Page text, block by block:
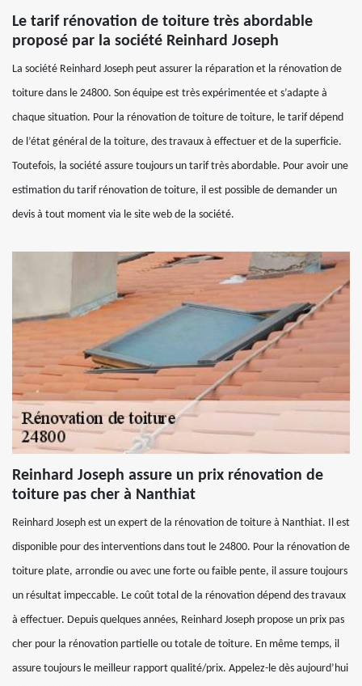
Le tarif rénovation de toiture très abordable
proposé par la société Reinhard Joseph
La société Reinhard Joseph peut assurer la réparation et la rénovation de
toiture dans le 24800. Son équipe est très expérimentée et s’adapte à
chaque situation. Pour la rénovation de toiture de toiture, le tarif dépend
de l’état général de la toiture, des travaux à effectuer et de la superficie.
Toutefois, la société assure toujours un tarif très abordable. Pour avoir une
estimation du tarif rénovation de toiture, il est possible de demander un
devis à tout moment via le site web de la société.
Reinhard Joseph assure un prix rénovation de
toiture pas cher à Nanthiat
Reinhard Joseph est un expert de la rénovation de toiture à Nanthiat. Il est
disponible pour des interventions dans tout le 24800. Pour la rénovation de
toiture plate, arrondie ou avec une forte ou faible pente, il assure toujours
un résultat impeccable. Le coût total de la rénovation dépend des travaux
à effectuer. Depuis quelques années, Reinhard Joseph propose un prix pas
cher pour la rénovation partielle ou totale de toiture. En même temps, il
assure toujours le meilleur rapport qualité/prix. Appelez-le dès aujourd’hui